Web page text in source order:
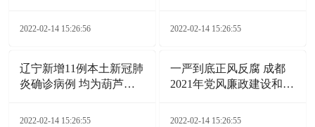
2022-02-14 15:26:56 2022-02-14 15:26:55
辽宁新增11例本土新冠肺
炎确诊病例 均为葫芦岛
2022-02-14 15:26:55
一严到底正风反腐 成都
2021年党风廉政建设和反
2022-02-14 15:26:55